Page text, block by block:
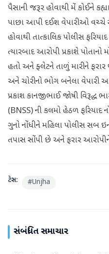
પૈસાની જરૂર હોવાથી મેં કોઈને
પાછા આપી દઈશ વેપારીઓ વચ્ચે
હોવાથી તાત્કાલિક પોલીસ
ત્યારબાદ આરોપી પ્રકાશે
હતો અને ફ્લેટને તાળું મારીને
અને ચોરીનો ભોગ બનેલા વેપારી
પ્રકાશ કાનજીભાઈ જોષી વિરૂદ્ધ
(BNSS) ની કલમો હેઠળ ફરિયાદ
ગુનો નોંધીને મહિલા પોલીસ સબ
તપાસ સોંપી છે અને ફરાર આરોપીને
ટેગ્સ: #Unjha
સંબંધિત સમાચાર